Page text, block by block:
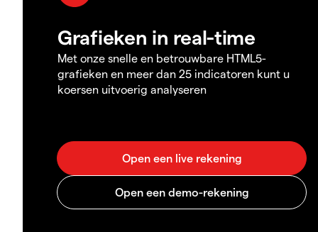
Grafieken in real-time
Met onze snelle en betrouwbare HTML5-
grafieken en meer dan 25 indicatoren kunt u
koersen uitvoerig analyseren